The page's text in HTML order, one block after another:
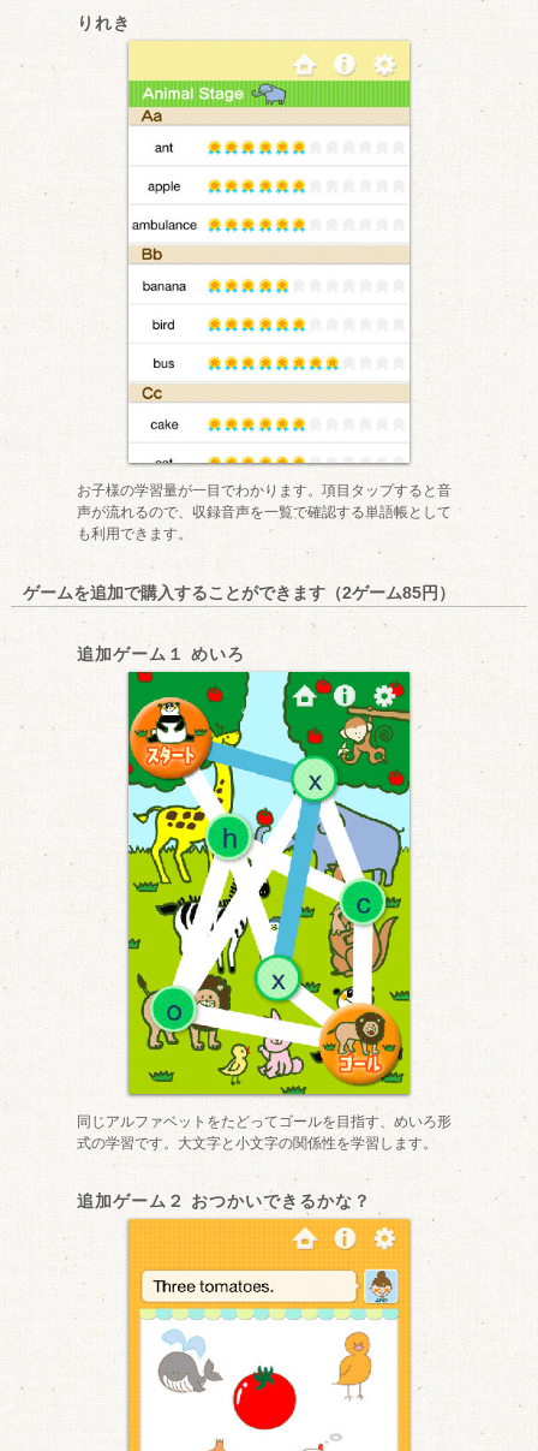
りれき
お子様の学習量が一目でわかります。項目タップすると音
声が流れるので、収録音声を一覧で確認する単語帳として
も利用できます。
ゲームを追加で購入することができます（2ゲーム85円）
追加ゲーム１ めいろ
同じアルファベットをたどってゴールを目指す、めいろ形
式の学習です。大文字と小文字の関係性を学習します。
追加ゲーム２ おつかいできるかな？